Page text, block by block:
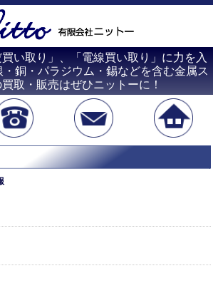
い取り」、「電線買い取り」に力を入
銅・パラジウム・錫などを含む金属ス
取・販売はぜひニットーに！